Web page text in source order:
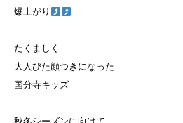
爆上がり
たくましく
大人びた顔つきになった
国分寺キッズ